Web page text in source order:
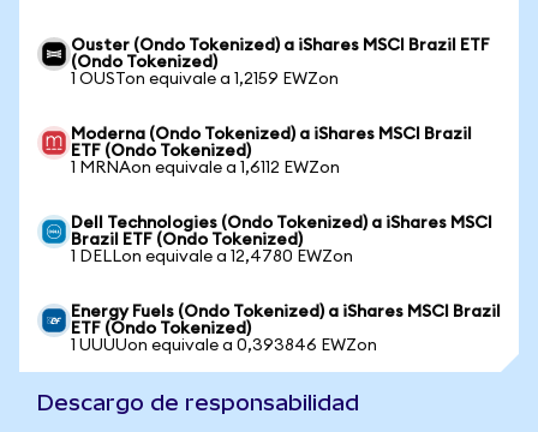
Ouster (Ondo Tokenized) a iShares MSCI Brazil ETF
(Ondo Tokenized)
1 OUSTon equivale a 1,2159 EWZon
Moderna (Ondo Tokenized) a iShares MSCI Brazil
ETF (Ondo Tokenized)
1 MRNAon equivale a 1,6112 EWZon
Dell Technologies (Ondo Tokenized) a iShares MSCI
Brazil ETF (Ondo Tokenized)
1 DELLon equivale a 12,4780 EWZon
Energy Fuels (Ondo Tokenized) a iShares MSCI Brazil
ETF (Ondo Tokenized)
1 UUUUon equivale a 0,393846 EWZon
Descargo de responsabilidad